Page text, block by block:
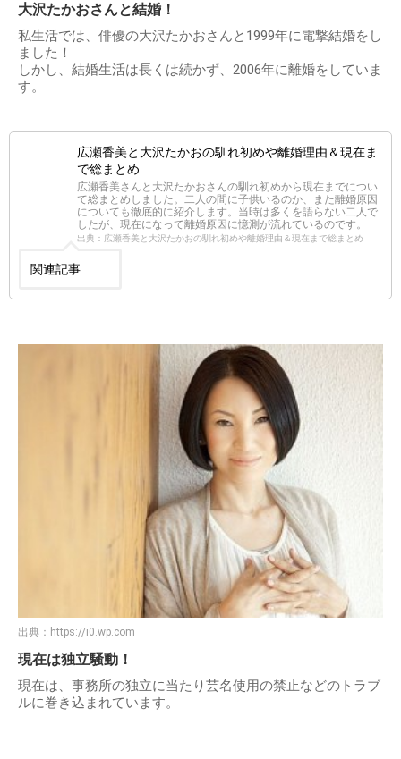
大沢たかおさんと結婚！
私生活では、俳優の大沢たかおさんと1999年に電撃結婚をし
ました！
しかし、結婚生活は長くは続かず、2006年に離婚をしていま
す。
広瀬香美と大沢たかおの馴れ初めや離婚理由＆現在ま
で総まとめ
広瀬香美さんと大沢たかおさんの馴れ初めから現在までについ
て総まとめしました。二人の間に子供いるのか、また離婚原因
についても徹底的に紹介します。当時は多くを語らない二人で
したが、現在になって離婚原因に憶測が流れているのです。
出典：広瀬香美と大沢たかおの馴れ初めや離婚理由＆現在まで総まとめ
関連記事
出典： https://i0.wp.com
現在は独立騒動！
現在は、事務所の独立に当たり芸名使用の禁止などのトラブ
ルに巻き込まれています。